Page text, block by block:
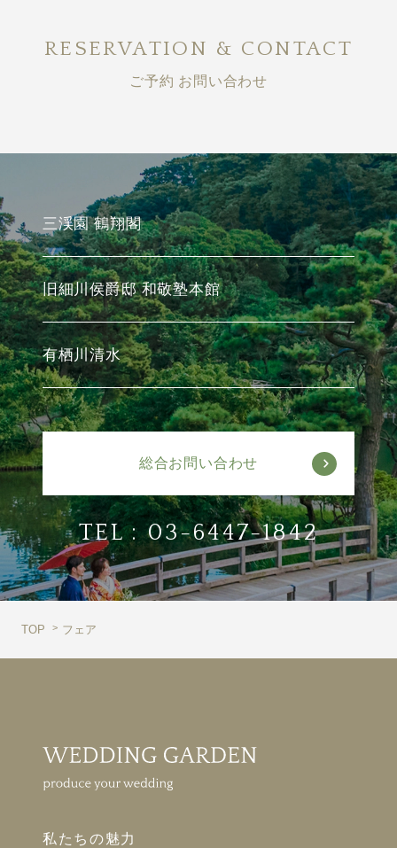
RESERVATION & CONTACT
ご予約 お問い合わせ
三渓園 鶴翔閣
旧細川侯爵邸 和敬塾本館
有栖川清水
総合お問い合わせ
TEL :03-6447-1842
TOP フェア
私たちの魅力